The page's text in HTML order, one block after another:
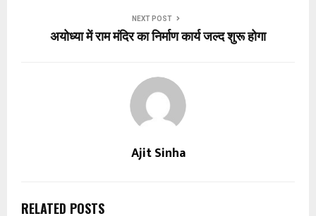
NEXT POST
अयोध्या में राम मंदिर का निर्माण कार्य जल्द शुरू होगा
Ajit Sinha
RELATED POSTS